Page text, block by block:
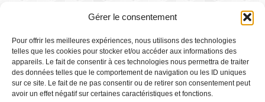
Gérer le consentement
Pour offrir les meilleures expériences, nous utilisons des technologies
telles que les cookies pour stocker et/ou accéder aux informations des
appareils. Le fait de consentir à ces technologies nous permettra de traiter
des données telles que le comportement de navigation ou les ID uniques
sur ce site. Le fait de ne pas consentir ou de retirer son consentement peut
avoir un effet négatif sur certaines caractéristiques et fonctions.